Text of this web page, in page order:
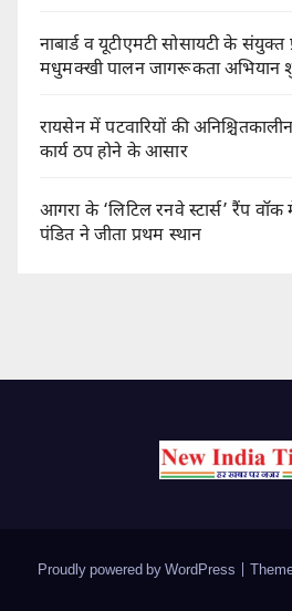
नाबार्ड व यूटीएमटी सोसायटी के संयुक्त
मधुमक्खी पालन जागरूकता अभियान
रायसेन में पटवारियों की
कार्य ठप होने के आसार
आगरा के ‘लिटिल रनवे स्टार्स’ रैंप वॉक में
पंडित ने जीता प्रथम स्थान
Proudly powered by WordPress